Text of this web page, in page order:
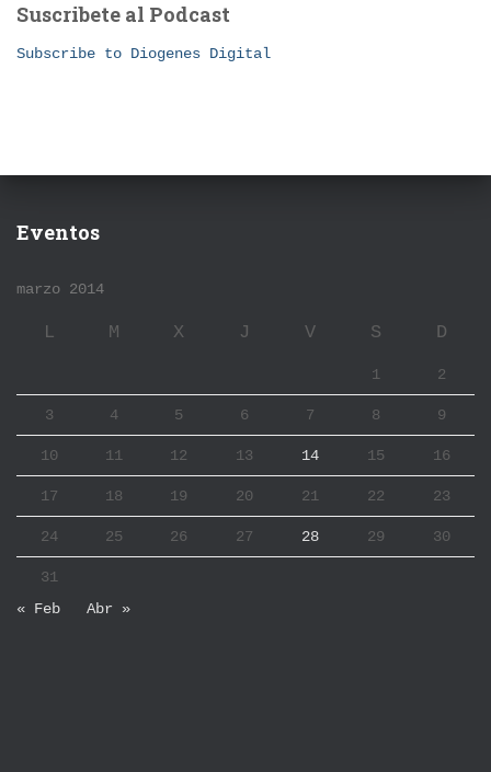
Suscribete al Podcast
Subscribe to Diogenes Digital
Eventos
marzo 2014
L M X J V S D
1 2
3 4 5 6 7 8 9
10 11 12 13 14 15 16
17 18 19 20 21 22 23
24 25 26 27 28 29 30
31
« Feb
Abr »